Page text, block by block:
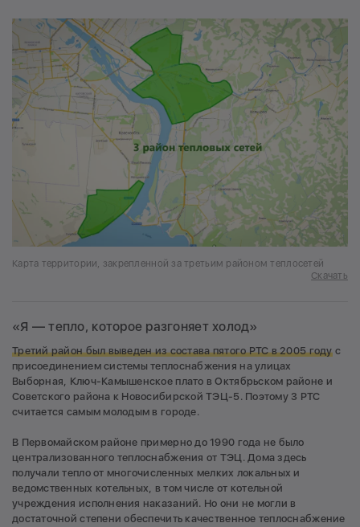
Карта территории, закрепленной за третьим районом теплосетей
Скачать
«Я — тепло, которое разгоняет холод»
Третий район был выведен из состава пятого РТС в 2005 годус
присоединением системы теплоснабжения на улицах
Выборная, Ключ-Камышенское плато в Октябрьском районе и
Советского района к Новосибирской ТЭЦ-5. Поэтому 3 РТС
считается самым молодым в городе.
В Первомайском районе примерно до 1990 года не было
централизованного теплоснабжения от ТЭЦ. Дома здесь
получали тепло от многочисленных мелких локальных и
ведомственных котельных, в том числе от котельной
учреждения исполнения наказаний. Но они не могли в
достаточной степени обеспечить качественное теплоснабжение